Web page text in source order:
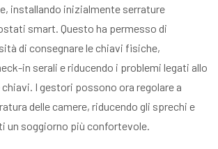
installando inizialmente serrature
smart. Questo ha permesso di
di consegnare le chiavi fisiche,
in serali e riducendo i problemi legati allo
I gestori possono ora regolare a
delle camere, riducendo gli sprechi e
un soggiorno più confortevole.